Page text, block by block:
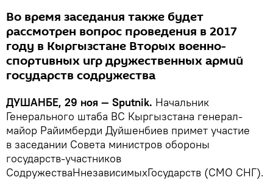
Во время заседания также будет
рассмотрен вопрос проведения в 2017
году в Кыргызстане Вторых военно-
спортивных игр дружественных армий
государств содружества
ДУШАНБЕ, 29 ноя — Sputnik. Начальник
Генерального штаба ВС Кыргызстана генерал-
майор Райимберди Дуйшенбиев примет участие
в заседании Совета министров обороны
государств-участников
СодружестваНнезависимыхГосударств (СМО СНГ).